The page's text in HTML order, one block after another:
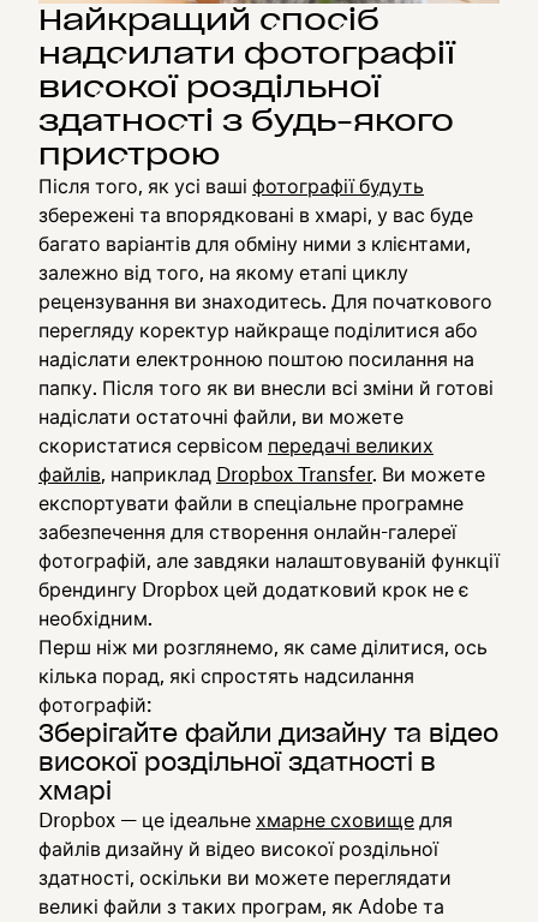
Найкращий спосіб
надсилати фотографії
високої роздільної
здатності з будь-якого
пристрою
Після того, як усі ваші фотографії будуть
збережені та впорядковані в хмарі, у вас буде
багато варіантів для обміну ними з клієнтами,
залежно від того, на якому етапі циклу
рецензування ви знаходитесь. Для початкового
перегляду коректур найкраще поділитися або
надіслати електронною поштою посилання на
папку. Після того як ви внесли всі зміни й готові
надіслати остаточні файли, ви можете
скористатися сервісом передачі великих
файлів, наприклад Dropbox Transfer. Ви можете
експортувати файли в спеціальне програмне
забезпечення для створення онлайн-галереї
фотографій, але завдяки налаштовуваній функції
брендингу Dropbox цей додатковий крок не є
необхідним.
Перш ніж ми розглянемо, як саме ділитися, ось
кілька порад, які спростять надсилання
фотографій:
Зберігайте файли дизайну та відео
високої роздільної здатності в
хмарі
Dropbox — це ідеальне хмарне сховище для
файлів дизайну й відео високої роздільної
здатності, оскільки ви можете переглядати
великі файли з таких програм, як Adobe та